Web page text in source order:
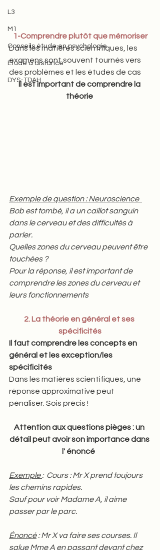
L3
M1
Conseils étude en psychologie
Etude à distance
DYS-TDAH
1-Comprendre plutôt que mémoriser
Dans les matières scientifiques, les
examens sont souvent tournés vers
des problèmes et les études de cas
Il est important de comprendre la
théorie
Exemple de question : Neuroscience
Bob est tombé, il a un caillot sanguin
dans le cerveau et des difficultés à
parler.
Quelles zones du cerveau peuvent être
touchées ?
Pour la réponse, il est important de
comprendre les zones du cerveau et
leurs fonctionnements
2. La théorie en général et ses
spécificités
Il faut comprendre les concepts en
général et les exception/les
spécificités
Dans les matières scientifiques, une
réponse approximative peut
pénaliser. Sois précis !
Attention aux questions pièges : un
détail peut avoir son importance dans
l' énoncé
Exemple :  Cours : Mr X prend toujours
les chemins rapides.
Sauf pour voir Madame A, il aime
passer par le parc.
Énoncé : Mr X va faire ses courses. Il
salue Mme A en passant devant chez